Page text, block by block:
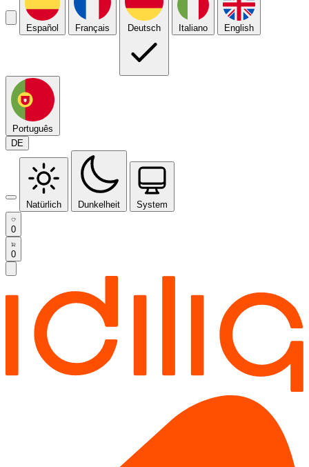
Español Français Deutsch Italiano English
Português
DE
Natürlich Dunkelheit System
0
0